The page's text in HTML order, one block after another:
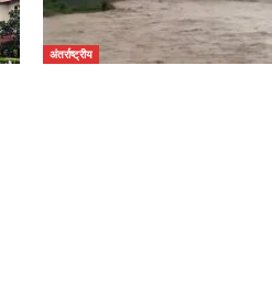
अंतर्राष्ट्रीय